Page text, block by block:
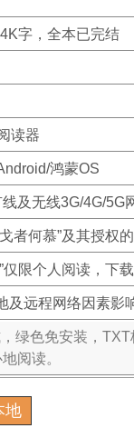
字，全本已完结
读器
鸿蒙OS
及无线3G/4G/5G
者何慕”及其授权
仅限个人阅读，下
远程网络因素影
绿色免安装，
阅读。
地